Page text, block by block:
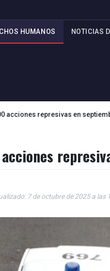
HUMANOS NOTICIAS
acciones represivas en
7 de octubre de 2025 a las